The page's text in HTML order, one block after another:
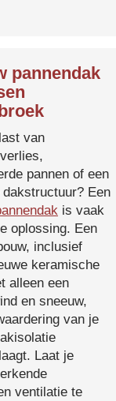
pannendak
van
pannen of een
Een
is vaak
oplossing. Een
inclusief
keramische
alleen een
en sneeuw,
van je
Laat je
ventilatie te